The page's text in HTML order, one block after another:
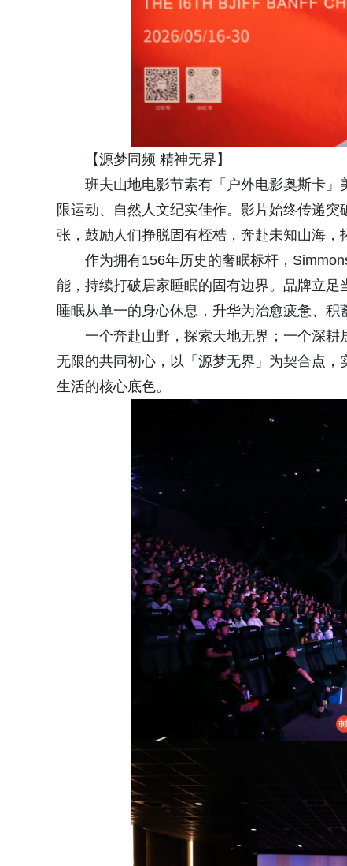
【源梦同频 精神无界】
班夫山地电影节素有「户外电影奥斯卡
限运动、自然人文纪实佳作。影片始终传递
张，鼓励人们挣脱固有桎梏，奔赴未知山海，
作为拥有156年历史的奢眠标杆，
能，持续打破居家睡眠的固有边界。品牌立
睡眠从单一的身心休息，升华为治愈疲惫、积
一个奔赴山野，探索天地无界；一个深
无限的共同初心，以「源梦无界」为契合点
生活的核心底色。